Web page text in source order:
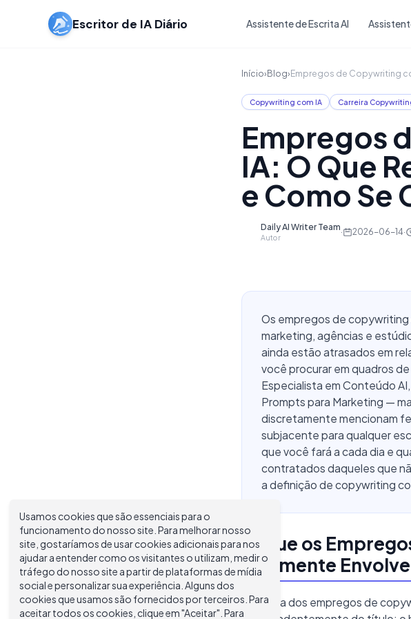
Escritor de IA Diário Assistente de Escrita AI
Início›Blog›Empregos de Copywriting
Copywriting com IA Carreira
Empregos
IA: O Que
e Como Se
Daily AI Writer Team
Autor
· 2026-06-14·
Os empregos de
marketing, agências e
ainda estão atrasados em
você procurar em quadros
Especialista em Conteúdo
Prompts para Marketing —
discretamente mencionam
subjacente para qualquer
que você fará a cada dia e
contratados daqueles que
a definição de copywriting
O Que os
Realmente
A maioria dos empregos de
Usamos cookies que são essenciais para o
funcionamento do nosso site. Para melhorar nosso
site, gostaríamos de usar cookies adicionais para nos
ajudar a entender como os visitantes o utilizam, medir o
tráfego do nosso site a partir de plataformas de mídia
social e personalizar sua experiência. Alguns dos
cookies que usamos são fornecidos por terceiros. Para
aceitar todos os cookies, clique em "Aceitar". Para